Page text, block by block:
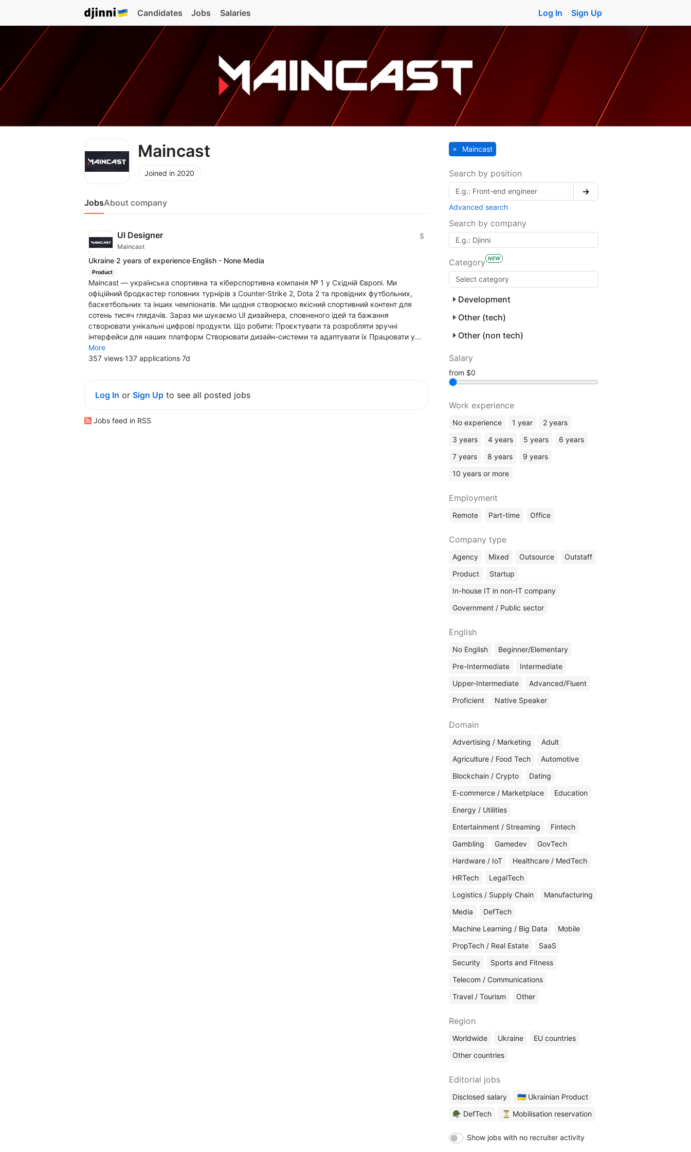
Candidates Jobs Salaries Log In Sign Up
Maincast
Joined in 2020
JobsAbout company
UI Designer
Maincast
$
Ukraine·2 years of experience·English - None·Media
Product
Maincast — українська спортивна та кіберспортивна компанія № 1 у Східній Європі. Ми
офіційний бродкастер головних турнірів з Counter-Strike 2, Dota 2 та провідних футбольних,
баскетбольних та інших чемпіонатів. Ми щодня створюємо якісний спортивний контент для
сотень тисяч глядачів. Зараз ми шукаємо UI дизайнера, сповненого ідей та бажання
створювати унікальні цифрові продукти. Що робити: Проєктувати та розробляти зручні
інтерфейси для наших платформ Створювати дизайн-системи та адаптувати їх Працювати у...
More
357 views·137 applications·7d
Log In or Sign Up to see all posted jobs
Jobs feed in RSS
Maincast
Search by position
→
Advanced search
Search by company
Category NEW
Development
Other (tech)
Other (non tech)
Salary
from
Work experience
No experience 1 year
2 years
3 years
4 years 5 years
6 years
7 years
8 years
9 years
10 years or more
Employment
Remote Part-time Office
Company type
Agency Mixed Outsource
Outstaff
Product
Startup
In-house IT in non-IT company
Government / Public sector
English
No English
Beginner/Elementary
Pre-Intermediate
Intermediate
Upper-Intermediate
Advanced/Fluent
Proficient
Native Speaker
Domain
Advertising / Marketing
Adult
Agriculture / Food Tech
Automotive
Blockchain / Crypto
Dating
E-commerce / Marketplace
Education
Energy / Utilities
Entertainment / Streaming
Fintech
Gambling
Gamedev
GovTech
Hardware / IoT
Healthcare / MedTech
HRTech
LegalTech
Logistics / Supply Chain
Manufacturing
Media
DefTech
Machine Learning / Big Data
Mobile
PropTech / Real Estate
SaaS
Security
Sports and Fitness
Telecom / Communications
Travel / Tourism
Other
Region
Worldwide Ukraine
EU countries
Other countries
Editorial jobs
Disclosed salary
🇺🇦 Ukrainian Product
🪖 DefTech
⏳ Mobilisation reservation
Show jobs with no recruiter activity